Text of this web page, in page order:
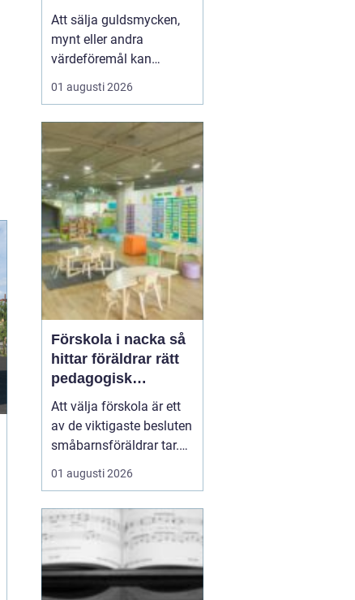
Att sälja guldsmycken,
mynt eller andra
värdeföremål kan
kännas både lockande
och osäkert på samma
smyckena är värda mer
än bara metallvärdet, hur
processen går till och
vilken köpare som går
att lita på. För den som
söker infor...
01 augusti 2026
Förskola i nacka så
hittar föräldrar rätt
pedagogisk
trygghet
Att välja förskola är ett
av de viktigaste besluten
småbarnsföräldrar tar.
Omsorg, trygghet,
pedagogik och praktisk
fungera tillsammans,
gärna under många år. I
Nacka finns ett brett
utbud av förskolor, både
01 augusti 2026